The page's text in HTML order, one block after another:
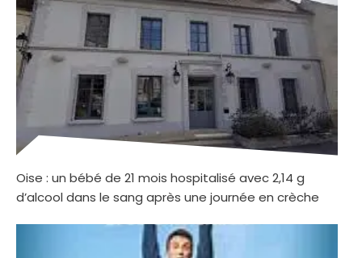
Oise : un bébé de 21 mois hospitalisé avec 2,14 g
d’alcool dans le sang après une journée en crèche